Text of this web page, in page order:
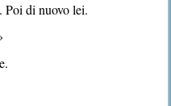
Poi di nuovo lei.